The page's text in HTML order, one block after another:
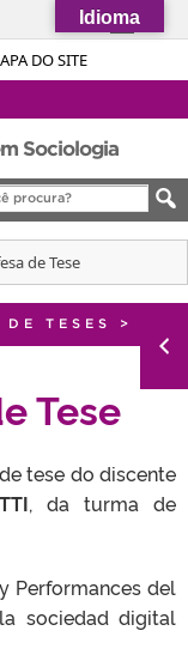
DO SITE
à informação
Canais
Sociologia
de Tese
TESES >
Tese
tese do discente
, da turma de
Performances del
sociedad digital
Idioma